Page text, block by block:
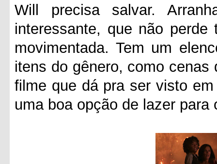
Will precisa salvar.
interessante, que não
movimentada. Tem um
itens do gênero, como
filme que dá pra ser visto
uma boa opção de lazer para